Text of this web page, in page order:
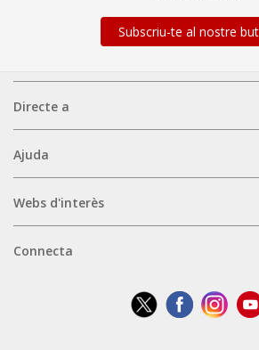
Subscriu-te al nostre
Directe
Directe a
Ajuda
Ajuda
Webs
Webs d'interès
Connecta
Connecta